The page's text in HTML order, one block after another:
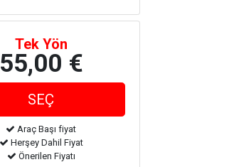
Tek Yön
55,00 €
Araç Başı fiyat
Herşey Dahil Fiyat
Önerilen Fiyatı